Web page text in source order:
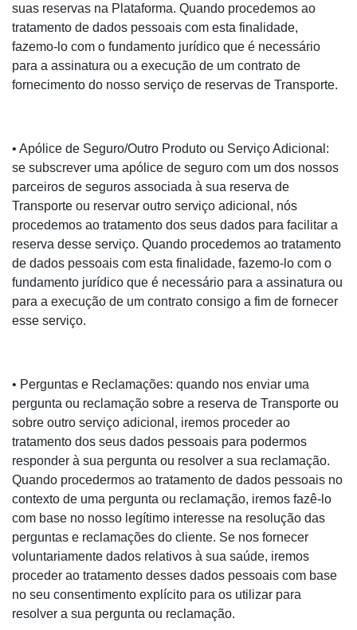
suas reservas na Plataforma. Quando procedemos ao
tratamento de dados pessoais com esta finalidade,
fazemo-lo com o fundamento jurídico que é necessário
para a assinatura ou a execução de um contrato de
fornecimento do nosso serviço de reservas de Transporte.
• Apólice de Seguro/Outro Produto ou Serviço Adicional:
se subscrever uma apólice de seguro com um dos nossos
parceiros de seguros associada à sua reserva de
Transporte ou reservar outro serviço adicional, nós
procedemos ao tratamento dos seus dados para facilitar a
reserva desse serviço. Quando procedemos ao tratamento
de dados pessoais com esta finalidade, fazemo-lo com o
fundamento jurídico que é necessário para a assinatura ou
para a execução de um contrato consigo a fim de fornecer
esse serviço.
• Perguntas e Reclamações: quando nos enviar uma
pergunta ou reclamação sobre a reserva de Transporte ou
sobre outro serviço adicional, iremos proceder ao
tratamento dos seus dados pessoais para podermos
responder à sua pergunta ou resolver a sua reclamação.
Quando procedermos ao tratamento de dados pessoais no
contexto de uma pergunta ou reclamação, iremos fazê-lo
com base no nosso legítimo interesse na resolução das
perguntas e reclamações do cliente. Se nos fornecer
voluntariamente dados relativos à sua saúde, iremos
proceder ao tratamento desses dados pessoais com base
no seu consentimento explícito para os utilizar para
resolver a sua pergunta ou reclamação.